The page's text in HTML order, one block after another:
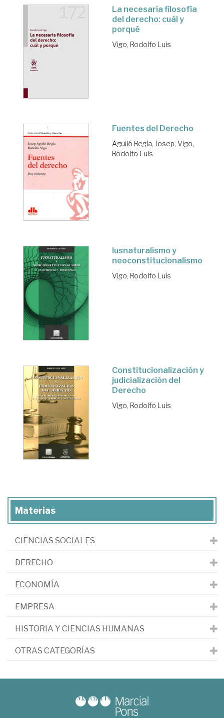
La necesaria filosofía
del derecho: cuál y
porqué
Vigo, Rodolfo Luis
Fuentes del Derecho
Aguiló Regla, Josep; Vigo,
Rodolfo Luis
Iusnaturalismo y
neoconstitucionalismo
Vigo, Rodolfo Luis
Constitucionalización y
judicialización del
Derecho
Vigo, Rodolfo Luis
Materias
CIENCIAS SOCIALES
DERECHO
ECONOMÍA
EMPRESA
HISTORIA Y CIENCIAS HUMANAS
OTRAS CATEGORÍAS